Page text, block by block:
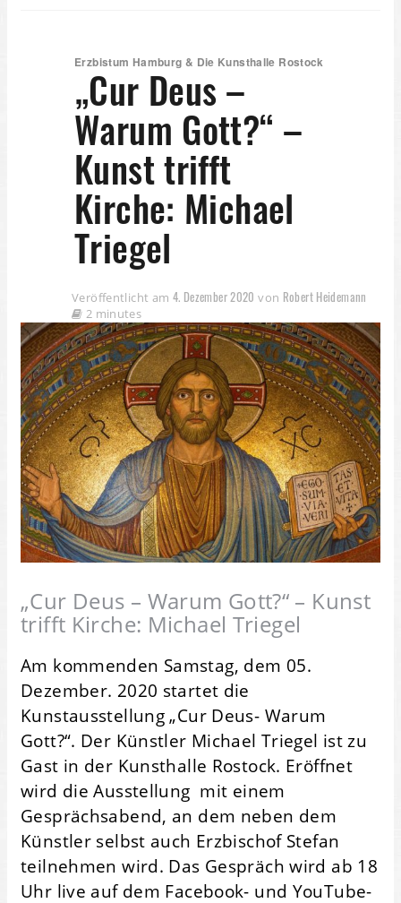
Erzbistum Hamburg & Die Kunsthalle Rostock
„Cur Deus –
Warum Gott?“ –
Kunst trifft
Kirche: Michael
Triegel
Veröffentlicht am 4. Dezember 2020 von Robert Heidemann
2 minutes
„Cur Deus – Warum Gott?“ – Kunst
trifft Kirche: Michael Triegel
Am kommenden Samstag, dem 05.
Dezember. 2020 startet die
Kunstausstellung „Cur Deus- Warum
Gott?“. Der Künstler Michael Triegel ist zu
Gast in der Kunsthalle Rostock. Eröffnet
wird die Ausstellung mit einem
Gesprächsabend, an dem neben dem
Künstler selbst auch Erzbischof Stefan
teilnehmen wird. Das Gespräch wird ab 18
Uhr live auf dem Facebook- und YouTube-